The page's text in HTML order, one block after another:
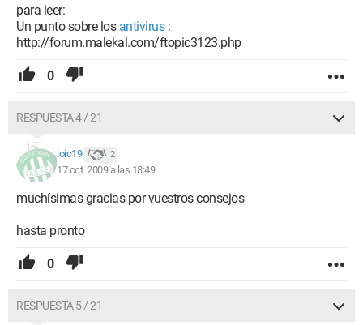
para leer:
Un punto sobre los antivirus:
http://forum.malekal.com/ftopic3123.php
0
RESPUESTA 4 / 21
loic19 2
17 oct. 2009 a las 18:49
muchísimas gracias por vuestros consejos
hasta pronto
0
RESPUESTA 5 / 21